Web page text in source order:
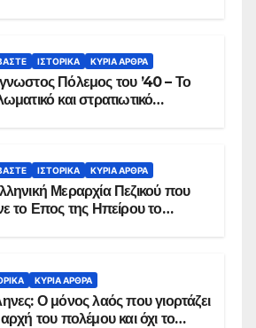
ΙΣΤΟΡΙΚΆ ΚΥΡΙΑ ΑΡΘΡΑ
Πόλεμος του ’40 – Το
και στρατιωτικό
ΙΣΤΟΡΙΚΆ ΚΥΡΙΑ ΑΡΘΡΑ
Μεραρχία Πεζικού που
το Επος της Ηπείρου το
ΚΥΡΙΑ ΑΡΘΡΑ
Ο μόνος λαός που γιορτάζει
του πολέμου και όχι το